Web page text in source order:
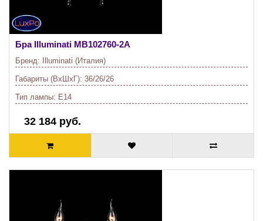
Бра Illuminati MB102760-2A
Бренд: Illuminati (Италия)
Габариты (ВхШхГ): 36/26/26
Тип лампы: E14
32 184 руб.